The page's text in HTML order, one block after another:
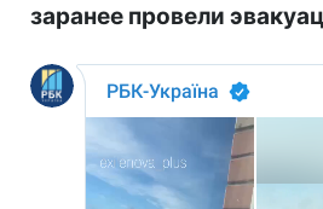
заранее провели